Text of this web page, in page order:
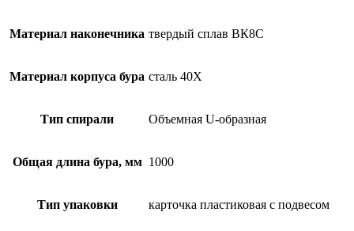
Материал наконечника твердый сплав ВК8С
Материал корпуса бура сталь 40Х
Тип спирали Объемная U-образная
Общая длина бура, мм 1000
Тип упаковки карточка пластиковая с подвесом